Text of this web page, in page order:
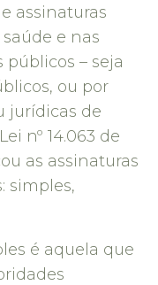
assinaturas
e nas
– seja
ou por
jurídicas de
nº 14.063 de
as assinaturas
simples,
é aquela que